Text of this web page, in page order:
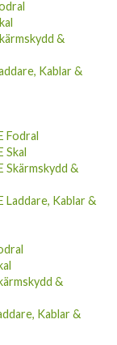
&
Kablar &
Fodral
Skal
Skärmskydd &
Laddare, Kablar &
&
Kablar &